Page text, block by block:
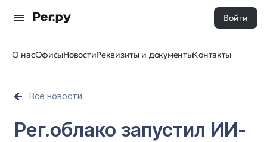
Войти
О насОфисыНовостиРеквизиты и документыКонтакты
Все новости
Рег.облако запустил ИИ-